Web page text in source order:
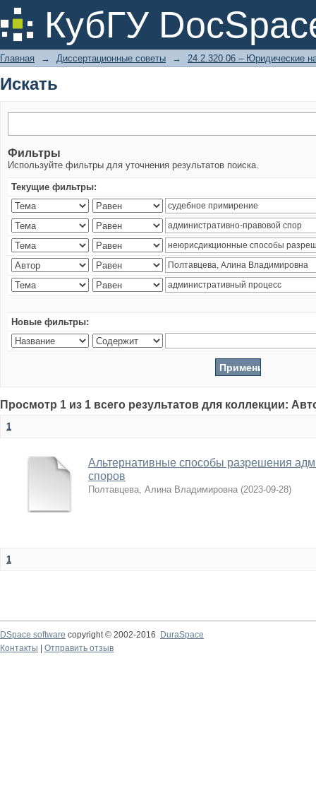
КубГУ
Искать
Главная → Диссертационные советы → 24.2.320.06 – Юридические
Искать
Фильтры
Используйте фильтры для уточнения результатов поиска.
Текущие фильтры:
Новые фильтры:
Просмотр 1 из 1 всего результатов для коллекции:
1
Альтернативные способы разрешения
споров
Полтавцева, Алина Владимировна (2023-09-28)
1
DSpace software copyright © 2002-2016
DuraSpace
Контакты
Отправить отзыв